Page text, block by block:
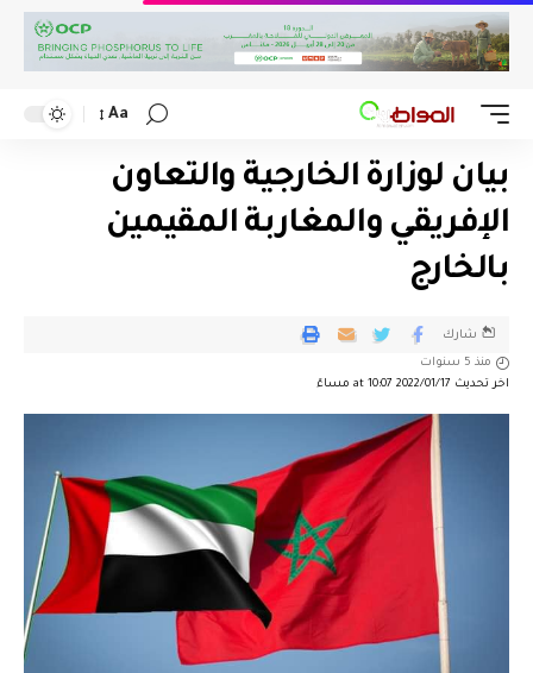
Aa
بيان لوزارة الخارجية والتعاون
الإفريقي والمغاربة المقيمين
بالخارج
اخر تحديث 2022/01/17 at 10:07 مساءً
منذ 5 سنوات
شارك